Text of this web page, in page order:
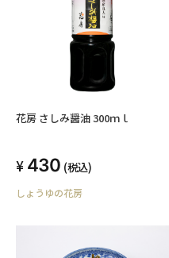
花房 さしみ醤油 300ｍｌ
430 (税込)
しょうゆの花房